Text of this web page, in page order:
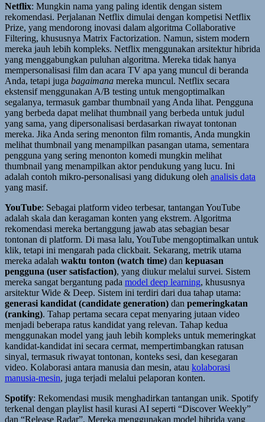
Netflix: Mungkin nama yang paling identik dengan sistem
rekomendasi. Perjalanan Netflix dimulai dengan kompetisi Netflix
Prize, yang mendorong inovasi dalam algoritma Collaborative
Filtering, khususnya Matrix Factorization. Namun, sistem modern
mereka jauh lebih kompleks. Netflix menggunakan arsitektur hibrida
yang menggabungkan puluhan algoritma. Mereka tidak hanya
mempersonalisasi film dan acara TV apa yang muncul di beranda
Anda, tetapi juga bagaimana mereka muncul. Netflix secara
ekstensif menggunakan A/B testing untuk mengoptimalkan
segalanya, termasuk gambar thumbnail yang Anda lihat. Pengguna
yang berbeda dapat melihat thumbnail yang berbeda untuk judul
yang sama, yang dipersonalisasi berdasarkan riwayat tontonan
mereka. Jika Anda sering menonton film romantis, Anda mungkin
melihat thumbnail yang menampilkan pasangan utama, sementara
pengguna yang sering menonton komedi mungkin melihat
thumbnail yang menampilkan aktor pendukung yang lucu. Ini
adalah contoh mikro-personalisasi yang didukung oleh analisis data
yang masif.
YouTube: Sebagai platform video terbesar, tantangan YouTube
adalah skala dan keragaman konten yang ekstrem. Algoritma
rekomendasi mereka bertanggung jawab atas sebagian besar
tontonan di platform. Di masa lalu, YouTube mengoptimalkan untuk
klik, tetapi ini mengarah pada clickbait. Sekarang, metrik utama
mereka adalah waktu tonton (watch time) dan kepuasan
pengguna (user satisfaction), yang diukur melalui survei. Sistem
mereka sangat bergantung pada model deep learning, khususnya
arsitektur Wide & Deep. Sistem ini terdiri dari dua tahap utama:
generasi kandidat (candidate generation) dan pemeringkatan
(ranking). Tahap pertama secara cepat menyaring jutaan video
menjadi beberapa ratus kandidat yang relevan. Tahap kedua
menggunakan model yang jauh lebih kompleks untuk memeringkat
kandidat-kandidat ini secara cermat, mempertimbangkan ratusan
sinyal, termasuk riwayat tontonan, konteks sesi, dan kesegaran
video. Kolaborasi antara manusia dan mesin, atau kolaborasi
manusia-mesin, juga terjadi melalui pelaporan konten.
Spotify: Rekomendasi musik menghadirkan tantangan unik. Spotify
terkenal dengan playlist hasil kurasi AI seperti “Discover Weekly”
dan “Release Radar”. Mereka menggunakan model hibrida yang